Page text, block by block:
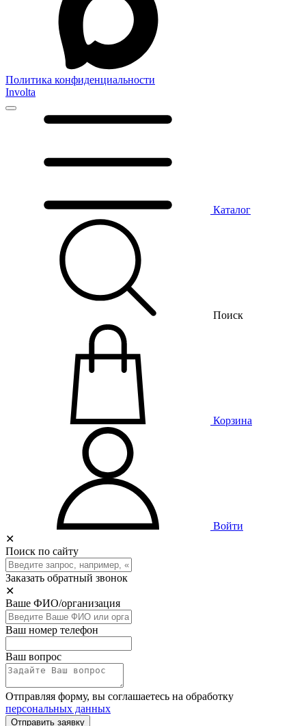
Политика конфиденциальности
Involta
Каталог
Поиск
Корзина
Войти
✕
Поиск по сайту
Заказать обратный звонок
✕
Ваше ФИО/организация
Ваш номер телефон
Ваш вопрос
Отправляя форму, вы соглашаетесь на обработку
персональных данных
Отправить заявку